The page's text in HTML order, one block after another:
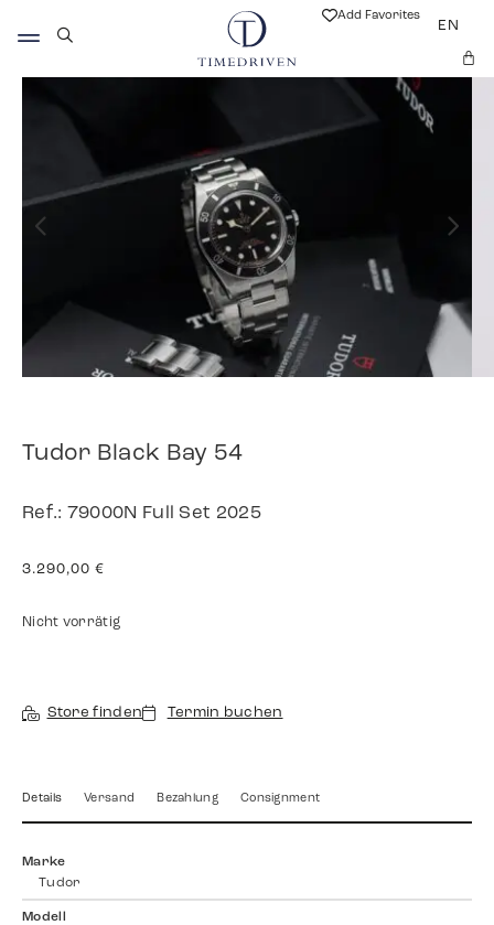
Add Favorites
EN
Tudor Black Bay 54
Ref.: 79000N Full Set 2025
3.290,00 €
Nicht vorrätig
Store finden Termin buchen
Details Versand Bezahlung Consignment
Marke
Tudor
Modell